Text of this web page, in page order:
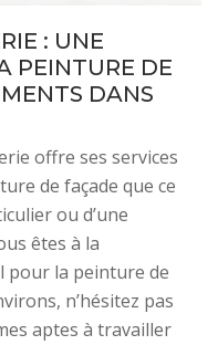
: UNE
PEINTURE DE
DANS
offre ses services
de façade que ce
ou d’une
êtes à la
pour la peinture de
n’hésitez pas
aptes à travailler